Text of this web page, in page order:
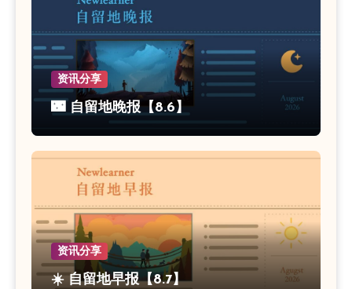
资讯分享
🌃 自留地晚报【8.6】
资讯分享
☀️ 自留地早报【8.7】